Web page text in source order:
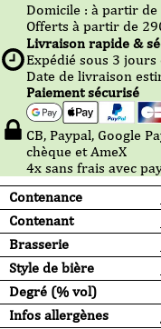
Contenance
Contenant
Brasserie
Style de bière
Degré (% vol)
Infos allergènes
Domicile : à partir de
Offerts à partir de
Livraison rapide &
Expédié sous 3 jours
Date de livraison
Paiement sécurisé
CB, Paypal, Google
chèque et AmeX
4x sans frais avec